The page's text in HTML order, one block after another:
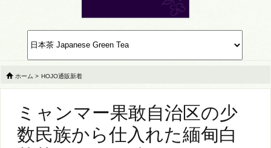
ホーム > HOJO通販新着
ミャンマー果敢自治区の少
数民族から仕入れた緬甸白